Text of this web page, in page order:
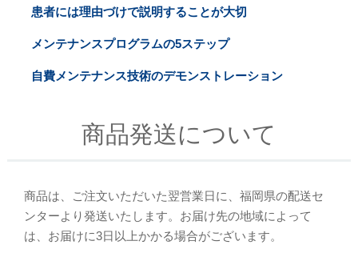
患者には理由づけで説明することが大切
メンテナンスプログラムの5ステップ
自費メンテナンス技術のデモンストレーション
商品発送について
商品は、ご注文いただいた翌営業日に、福岡県の配送セ
ンターより発送いたします。お届け先の地域によって
は、お届けに3日以上かかる場合がございます。